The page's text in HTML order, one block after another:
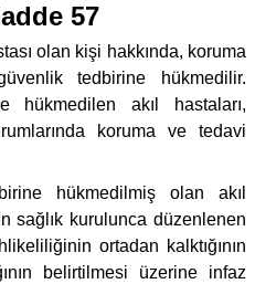
57
olan kişi hakkında, koruma
tedbirine hükmedilir.
hükmedilen akıl hastaları,
koruma ve tedavi
hükmedilmiş olan akıl
sağlık kurulunca düzenlenen
ortadan kalktığının
belirtilmesi üzerine infaz